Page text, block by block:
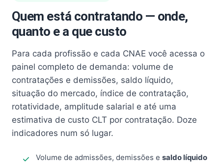
Quem está contratando — onde,
quanto e a que custo
Para cada profissão e cada CNAE você acessa o
painel completo de demanda: volume de
contratações e demissões, saldo líquido,
situação do mercado, índice de contratação,
rotatividade, amplitude salarial e até uma
estimativa de custo CLT por contratação. Doze
indicadores num só lugar.
Volume de admissões, demissões e saldo líquido